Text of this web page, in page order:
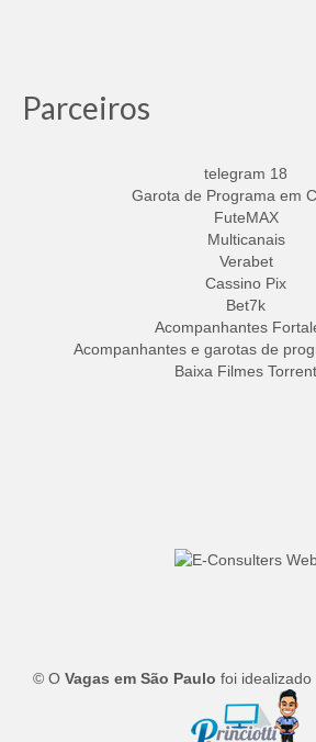
Parceiros
telegram 18
Garota de Programa em
FuteMAX
Multicanais
Verabet
Cassino Pix
Bet7k
Acompanhantes
Acompanhantes e garotas de
Baixa Filmes Torrent
© O Vagas em São Paulo foi